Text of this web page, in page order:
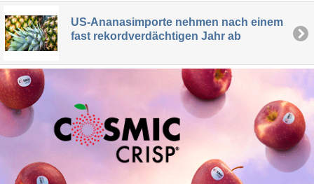
US-Ananasimporte nehmen nach einem
fast rekordverdächtigen Jahr ab